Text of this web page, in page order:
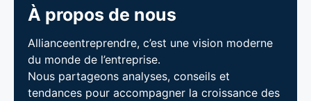
À propos de nous
Allianceentreprendre, c’est une vision moderne
du monde de l’entreprise.
Nous partageons analyses, conseils et
tendances pour accompagner la croissance des